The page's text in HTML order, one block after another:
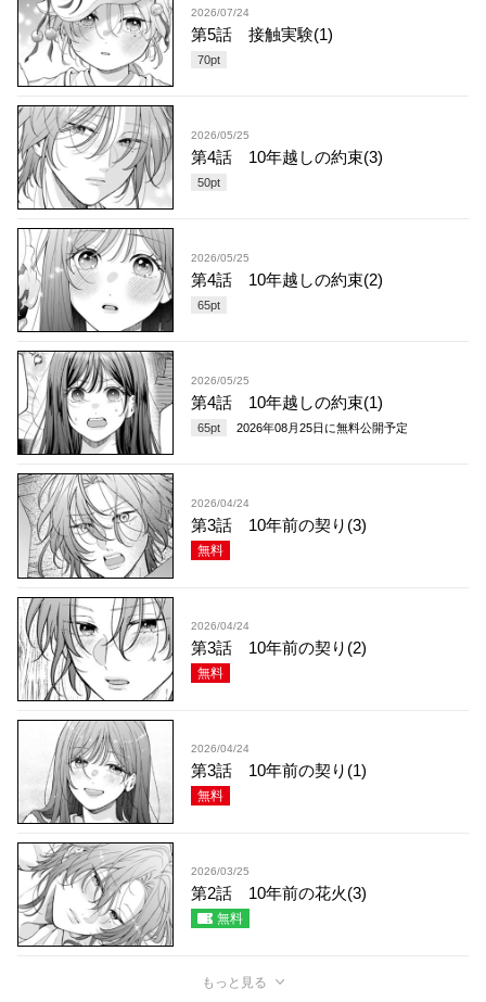
2026/07/24
第5話 接触実験(1)
70pt
2026/05/25
第4話 10年越しの約束(3)
50pt
2026/05/25
第4話 10年越しの約束(2)
65pt
2026/05/25
第4話 10年越しの約束(1)
65pt 2026年08月25日 に無料公開予定
2026/04/24
第3話 10年前の契り(3)
無料
2026/04/24
第3話 10年前の契り(2)
無料
2026/04/24
第3話 10年前の契り(1)
無料
2026/03/25
第2話 10年前の花火(3)
無料
もっと見る